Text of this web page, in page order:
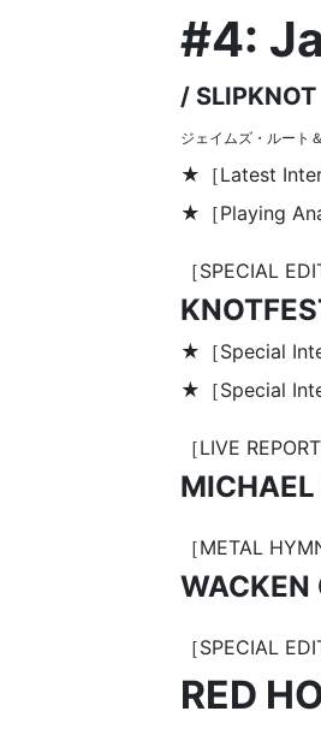
#4:
/ SLIPKNOT
ジェイムズ・ルート
★［Latest
★［Playing
［SPECIAL
★［Special
★［Special
［LIVE
MICHAEL
［METAL
WACKEN
［SPECIAL
RED